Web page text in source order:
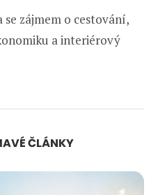
zájmem o cestování,
a interiérový
ČLÁNKY